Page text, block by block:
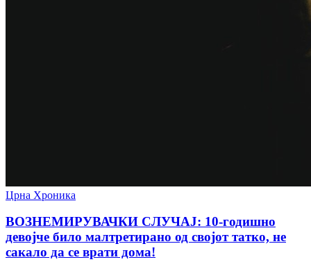
Црна Хроника
ВОЗНЕМИРУВАЧКИ СЛУЧАЈ: 10-годишно
девојче било малтретирано од својот татко, не
сакало да се врати дома!